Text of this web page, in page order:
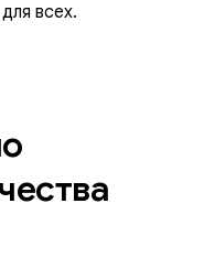
всех.